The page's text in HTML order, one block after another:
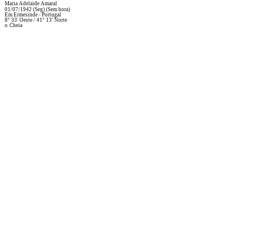
Maria Adelaide Amaral
01/07/1942 (Seg)(Sem hora)
EmErmesinde - Portugal
8° 33' Oeste/41° 13' Norte
Cheia
o